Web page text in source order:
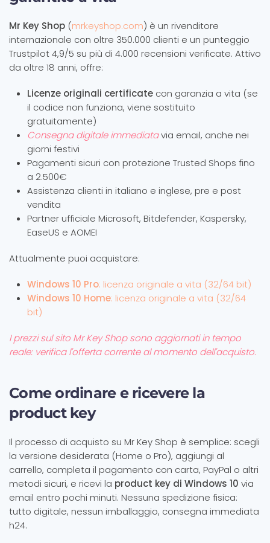
Mr Key Shop (mrkeyshop.com) è un rivenditore
internazionale con oltre 350.000 clienti e un punteggio
Trustpilot 4,9/5 su più di 4.000 recensioni verificate. Attivo
da oltre 18 anni, offre:
Licenze originali certificate con garanzia a vita (se
il codice non funziona, viene sostituito
gratuitamente)
Consegna digitale immediatavia email, anche nei
giorni festivi
Pagamenti sicuri con protezione Trusted Shops fino
a 2.500€
Assistenza clienti in italiano e inglese, pre e post
vendita
Partner ufficiale Microsoft, Bitdefender, Kaspersky,
EaseUS e AOMEI
Attualmente puoi acquistare:
Windows 10 Pro: licenza originale a vita (32/64 bit)
Windows 10 Home: licenza originale a vita (32/64
bit)
I prezzi sul sito Mr Key Shop sono aggiornati in tempo
reale: verifica l'offerta corrente al momento dell'acquisto.
Come ordinare e ricevere la
product key
Il processo di acquisto su Mr Key Shop è semplice: scegli
la versione desiderata (Home o Pro), aggiungi al
carrello, completa il pagamento con carta, PayPal o altri
metodi sicuri, e ricevi la product key di Windows 10 via
email entro pochi minuti. Nessuna spedizione fisica:
tutto digitale, nessun imballaggio, consegna immediata
h24.